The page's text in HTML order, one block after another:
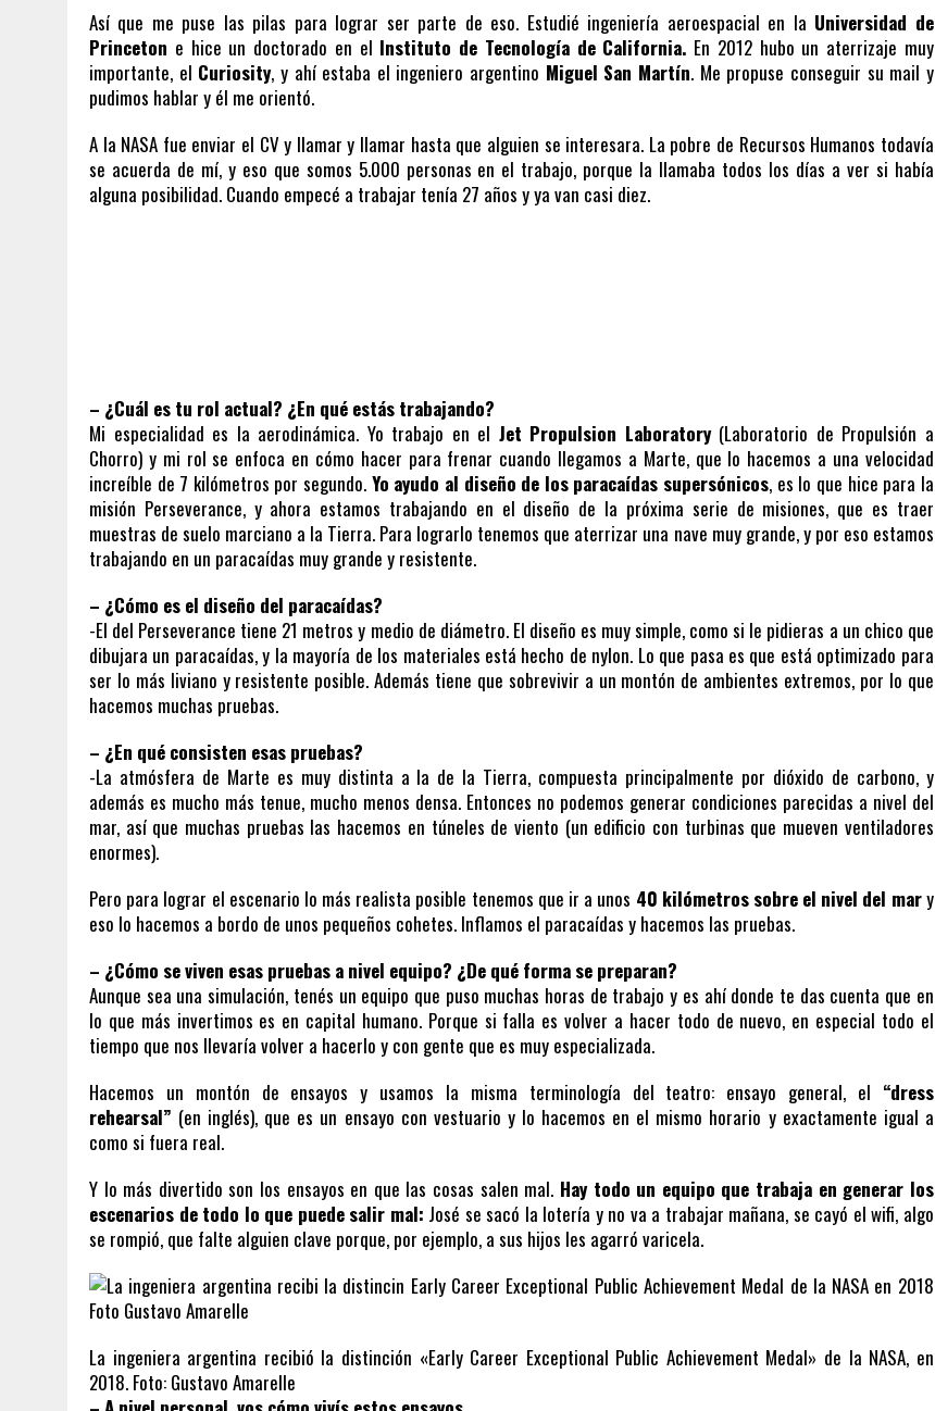
Así que me puse las pilas para lograr ser parte de eso. Estudié ingeniería aeroespacial en la Universidad de
Princeton e hice un doctorado en el Instituto de Tecnología de California. En 2012 hubo un aterrizaje muy
importante, el Curiosity, y ahí estaba el ingeniero argentino Miguel San Martín. Me propuse conseguir su mail y
pudimos hablar y él me orientó.
A la NASA fue enviar el CV y llamar y llamar hasta que alguien se interesara. La pobre de Recursos Humanos todavía
se acuerda de mí, y eso que somos 5.000 personas en el trabajo, porque la llamaba todos los días a ver si había
alguna posibilidad. Cuando empecé a trabajar tenía 27 años y ya van casi diez.
– ¿Cuál es tu rol actual? ¿En qué estás trabajando?
Mi especialidad es la aerodinámica. Yo trabajo en el Jet Propulsion Laboratory(Laboratorio de Propulsión a
Chorro) y mi rol se enfoca en cómo hacer para frenar cuando llegamos a Marte, que lo hacemos a una velocidad
increíble de 7 kilómetros por segundo. Yo ayudo al diseño de los paracaídas supersónicos, es lo que hice para la
misión Perseverance, y ahora estamos trabajando en el diseño de la próxima serie de misiones, que es traer
muestras de suelo marciano a la Tierra. Para lograrlo tenemos que aterrizar una nave muy grande, y por eso estamos
trabajando en un paracaídas muy grande y resistente.
– ¿Cómo es el diseño del paracaídas?
-El del Perseverance tiene 21 metros y medio de diámetro. El diseño es muy simple, como si le pidieras a un chico que
dibujara un paracaídas, y la mayoría de los materiales está hecho de nylon. Lo que pasa es que está optimizado para
ser lo más liviano y resistente posible. Además tiene que sobrevivir a un montón de ambientes extremos, por lo que
hacemos muchas pruebas.
– ¿En qué consisten esas pruebas?
-La atmósfera de Marte es muy distinta a la de la Tierra, compuesta principalmente por dióxido de carbono, y
además es mucho más tenue, mucho menos densa. Entonces no podemos generar condiciones parecidas a nivel del
mar, así que muchas pruebas las hacemos en túneles de viento (un edificio con turbinas que mueven ventiladores
enormes).
Pero para lograr el escenario lo más realista posible tenemos que ir a unos 40 kilómetros sobre el nivel del mary
eso lo hacemos a bordo de unos pequeños cohetes. Inflamos el paracaídas y hacemos las pruebas.
– ¿Cómo se viven esas pruebas a nivel equipo? ¿De qué forma se preparan?
Aunque sea una simulación, tenés un equipo que puso muchas horas de trabajo y es ahí donde te das cuenta que en
lo que más invertimos es en capital humano. Porque si falla es volver a hacer todo de nuevo, en especial todo el
tiempo que nos llevaría volver a hacerlo y con gente que es muy especializada.
Hacemos un montón de ensayos y usamos la misma terminología del teatro: ensayo general, el “dress
rehearsal” (en inglés), que es un ensayo con vestuario y lo hacemos en el mismo horario y exactamente igual a
como si fuera real.
Y lo más divertido son los ensayos en que las cosas salen mal. Hay todo un equipo que trabaja en generar los
escenarios de todo lo que puede salir mal: José se sacó la lotería y no va a trabajar mañana, se cayó el wifi, algo
se rompió, que falte alguien clave porque, por ejemplo, a sus hijos les agarró varicela.
La ingeniera argentina recibió la distinción «Early Career Exceptional Public Achievement Medal» de la NASA, en
2018. Foto: Gustavo Amarelle